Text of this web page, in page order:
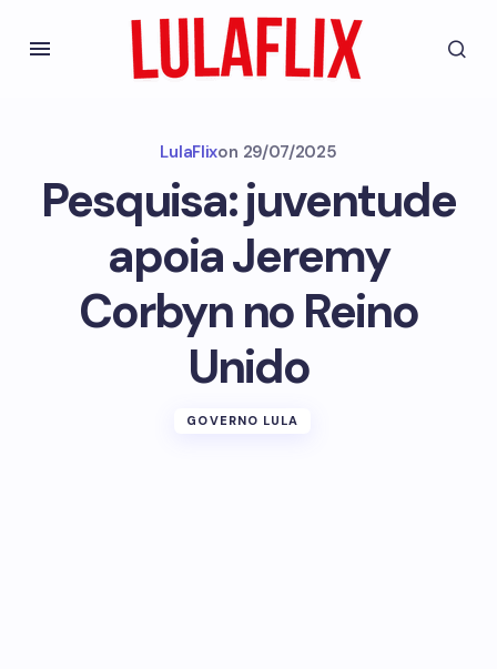
LulaFlixon 29/07/2025
Pesquisa: juventude
apoia Jeremy
Corbyn no Reino
Unido
GOVERNO LULA